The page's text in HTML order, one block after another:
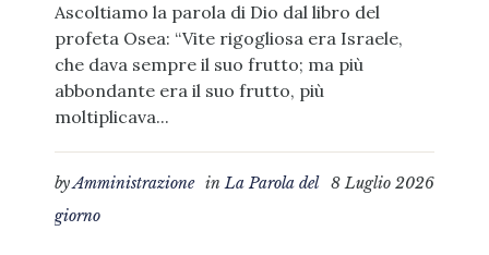
Ascoltiamo la parola di Dio dal libro del
profeta Osea: “Vite rigogliosa era Israele,
che dava sempre il suo frutto; ma più
abbondante era il suo frutto, più
moltiplicava...
8 Luglio 2026
byAmministrazione inLa Parola del
giorno